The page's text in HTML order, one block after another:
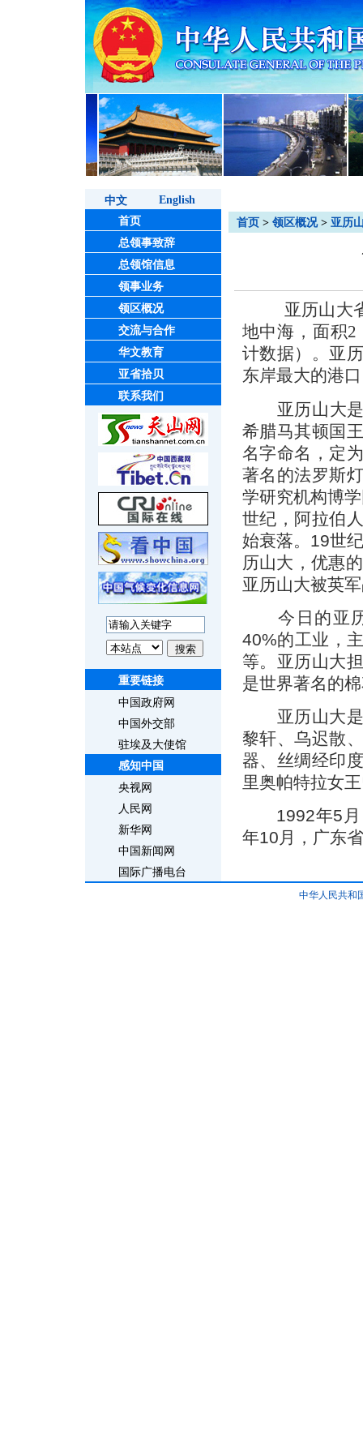
中文
English
首页
总领事致辞
总领馆信息
领事业务
领区概况
交流与合作
华文教育
亚省拾贝
联系我们
重要链接
中国政府网
中国外交部
驻埃及大使馆
感知中国
央视网
人民网
新华网
中国新闻网
国际广播电台
首页 > 领区概况> 亚历
亚历山大省
地中海，面积2
计数据）。亚
东岸最大的港
亚历山大是
希腊马其顿国
名字命名，定
著名的法罗斯
学研究机构博
世纪，阿拉伯
始衰落。19世
历山大，优惠
亚历山大被英
今日的亚历
40%的工业，
等。亚历山大
是世界著名的
亚历山大是
黎轩、乌迟散
器、丝绸经印
里奥帕特拉女
1992年5月
年10月，广东
中华人民共和